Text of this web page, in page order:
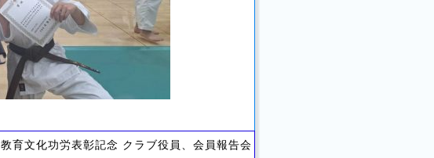
教育文化功労表彰記念 クラブ役員、会員報告会